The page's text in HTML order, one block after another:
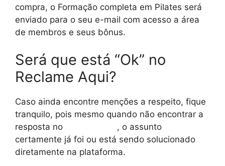
compra, o Formação completa em Pilates será
enviado para o seu e-mail com acesso a área
de membros e seus bônus.
Será que está “Ok” no
Reclame Aqui?
Caso ainda encontre menções a respeito, fique
tranquilo, pois mesmo quando não encontrar a
resposta no
, o assunto
certamente já foi ou está sendo solucionado
diretamente na plataforma.